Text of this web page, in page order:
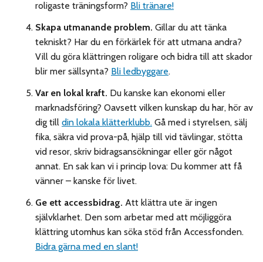
roligaste träningsform? Bli tränare!
Skapa utmanande problem. Gillar du att tänka
tekniskt? Har du en förkärlek för att utmana andra?
Vill du göra klättringen roligare och bidra till att skador
blir mer sällsynta? Bli ledbyggare.
Var en lokal kraft. Du kanske kan ekonomi eller
marknadsföring? Oavsett vilken kunskap du har, hör av
dig till din lokala klätterklubb. Gå med i styrelsen, sälj
fika, säkra vid prova-på, hjälp till vid tävlingar, stötta
vid resor, skriv bidragsansökningar eller gör något
annat. En sak kan vi i princip lova: Du kommer att få
vänner – kanske för livet.
Ge ett accessbidrag. Att klättra ute är ingen
självklarhet. Den som arbetar med att möjliggöra
klättring utomhus kan söka stöd från Accessfonden.
Bidra gärna med en slant!